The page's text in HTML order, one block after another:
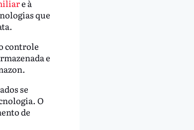
e à
que
controle
e
se
O
de